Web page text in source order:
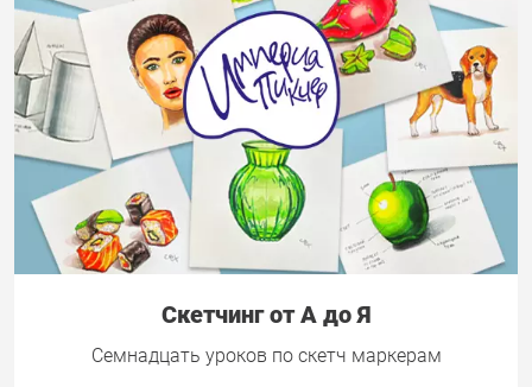
Скетчинг от А до Я
Семнадцать уроков по скетч маркерам